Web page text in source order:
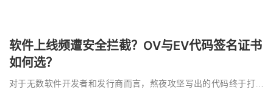
软件上线频遭安全拦截？OV与EV代码签名证书
如何选？
对于无数软件开发者和发行商而言，熬夜攻坚写出的代码终于打包